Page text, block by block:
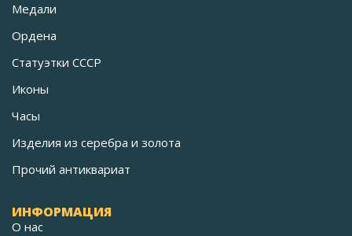
Медали
Ордена
Статуэтки СССР
Иконы
Часы
Изделия из серебра и золота
Прочий антиквариат
ИНФОРМАЦИЯ
О нас